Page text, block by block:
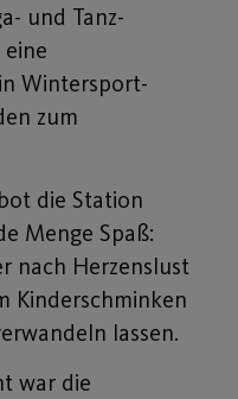
und Tanz-
Wintersport-
zum
die Station
Menge Spaß:
nach Herzenslust
Kinderschminken
lassen.
war die